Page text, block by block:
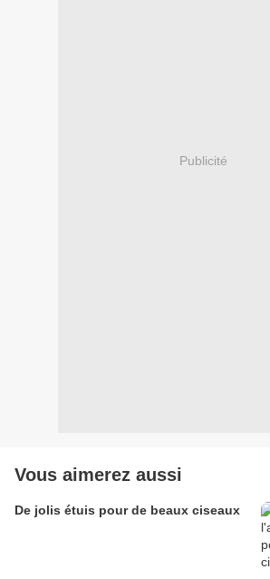
Publicité
Vous aimerez aussi
De jolis étuis pour de beaux ciseaux